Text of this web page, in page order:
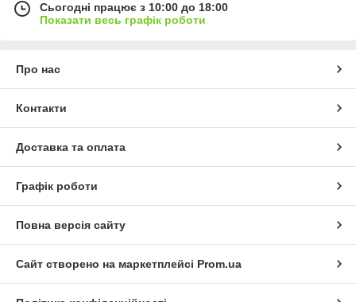
Сьогодні працює з 10:00 до 18:00
Показати весь графік роботи
Про нас
Контакти
Доставка та оплата
Графік роботи
Повна версія сайту
Сайт створено на маркетплейсі Prom.ua